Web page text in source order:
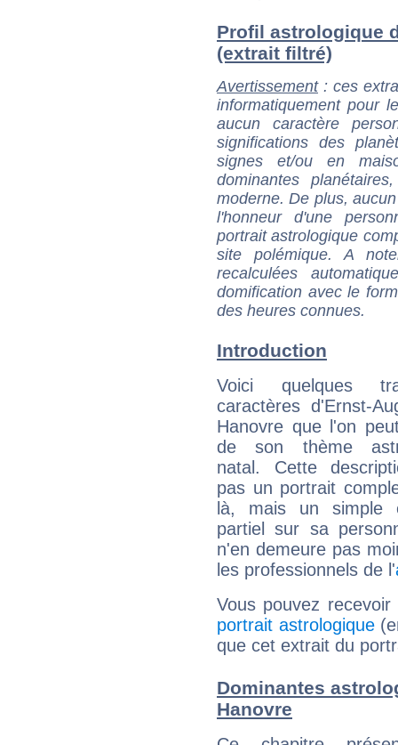
Profil astrologique
(extrait filtré)
Avertissement: ces
informatiquement pour
aucun caractère
significations des
signes et/ou en
dominantes
moderne. De plus,
l'honneur d'une
portrait astrologique
site polémique. A
recalculées
domification avec le
des heures connues.
Introduction
Voici quelques
caractères d'Ernst-
Hanovre que l'on
de son thème
natal. Cette
pas un portrait
là, mais un simple
partiel sur sa
n'en demeure pas
les professionnels de l'
Vous pouvez
portrait astrologique
que cet extrait du
Dominantes
Hanovre